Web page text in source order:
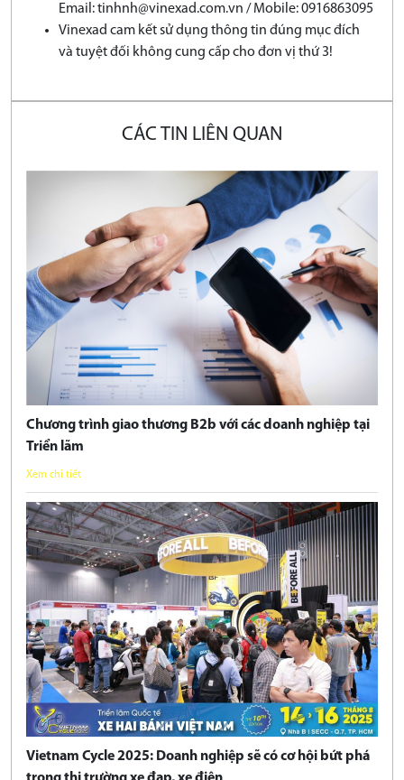
Email: tinhnh@vinexad.com.vn / Mobile: 0916863095
Vinexad cam kết sử dụng thông tin đúng mục đích
và tuyệt đối không cung cấp cho đơn vị thứ 3!
CÁC TIN LIÊN QUAN
Chương trình giao thương B2b với các doanh nghiệp tại
Triển lãm
Xem chi tiết
Vietnam Cycle 2025: Doanh nghiệp sẽ có cơ hội bứt phá